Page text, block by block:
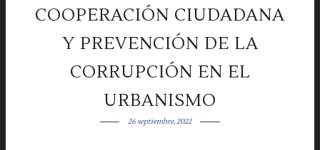
COOPERACIÓN CIUDADANA
Y PREVENCIÓN DE LA
CORRUPCIÓN EN EL
URBANISMO
26 septiembre, 2022